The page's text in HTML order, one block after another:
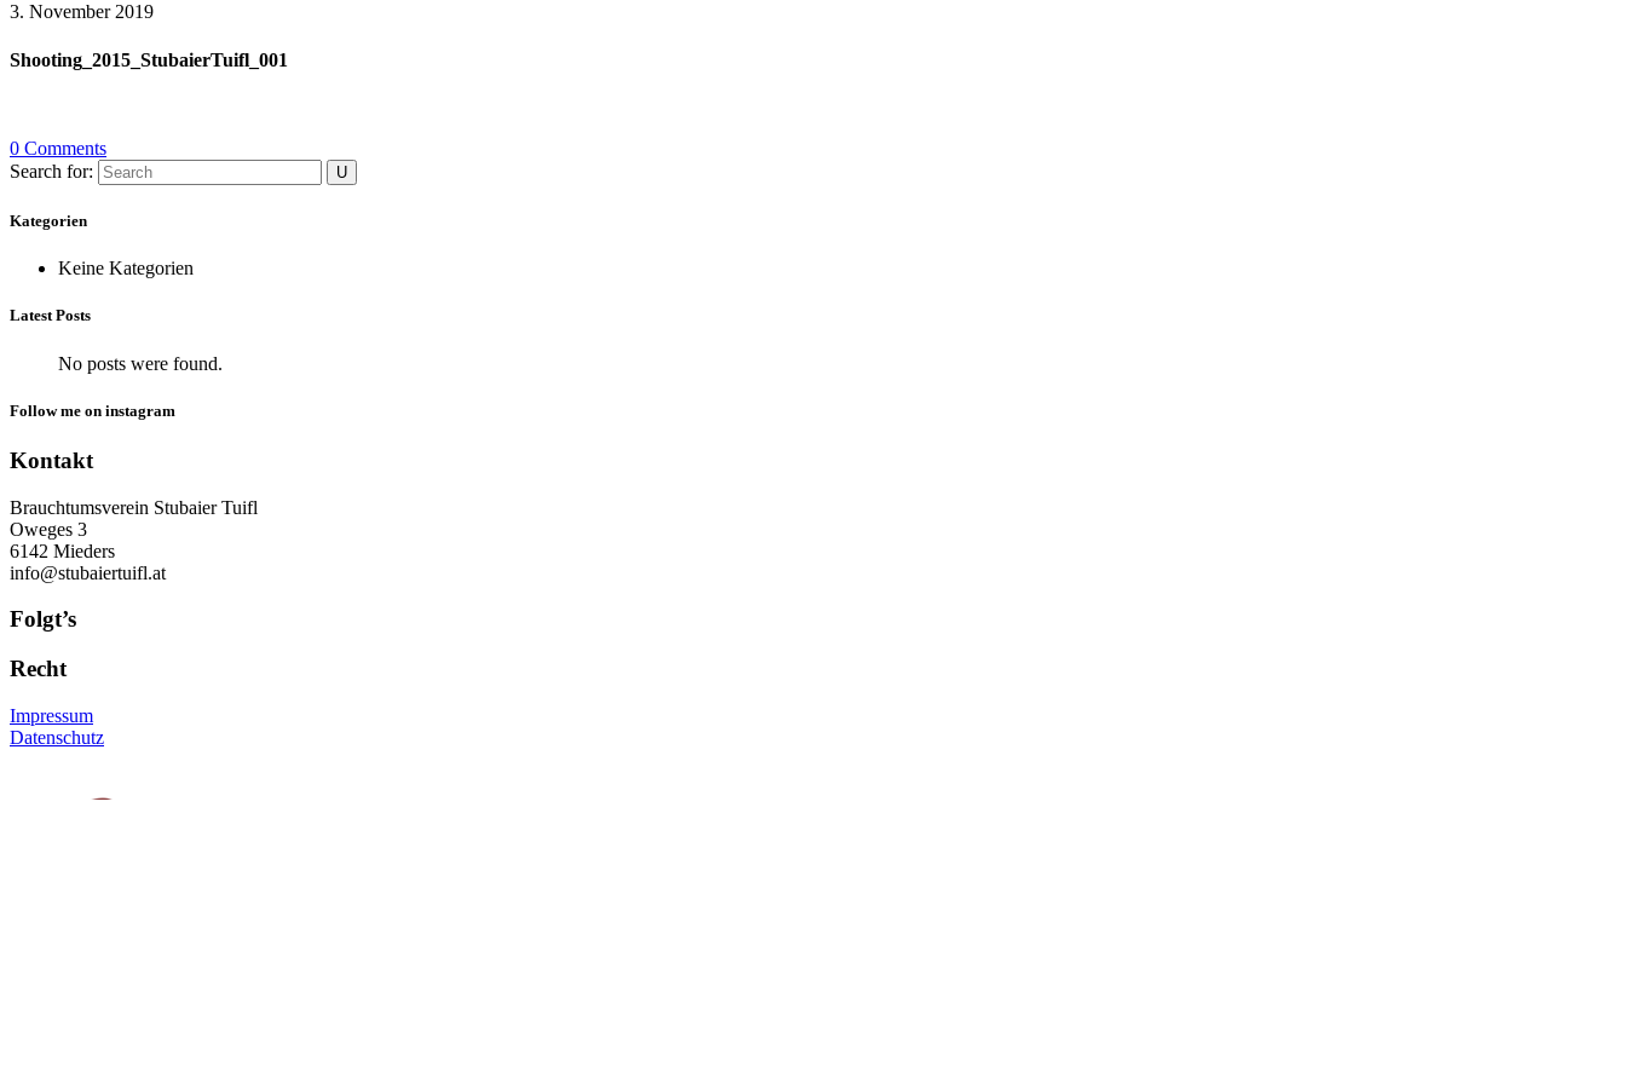
3. November 2019
Shooting_2015_StubaierTuifl_001
0 Comments
Search for:
Kategorien
Keine Kategorien
Latest Posts
No posts were found.
Follow me on instagram
Kontakt
Brauchtumsverein Stubaier Tuifl
Oweges 3
6142 Mieders
info@stubaiertuifl.at
Folgt’s
Recht
Impressum
Datenschutz